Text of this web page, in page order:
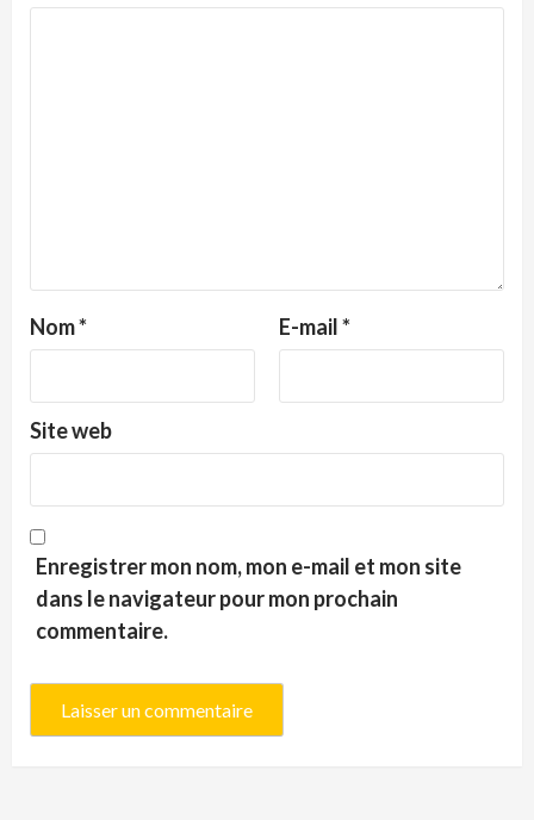
Nom* E-mail*
Site web
Enregistrer mon nom, mon e-mail et mon site
dans le navigateur pour mon prochain
commentaire.